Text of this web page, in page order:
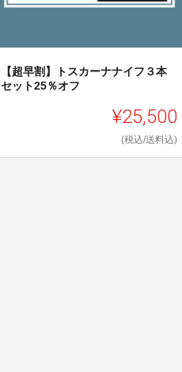
【超早割】トスカーナナイフ３本
セット25％オフ
¥25,500
(税込/送料込)